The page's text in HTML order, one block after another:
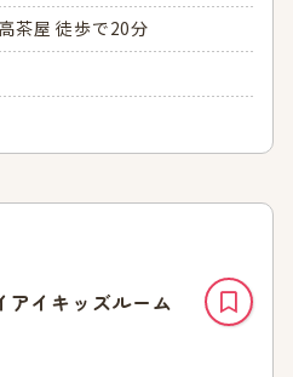
茶屋 徒歩で20分
イキッズルーム